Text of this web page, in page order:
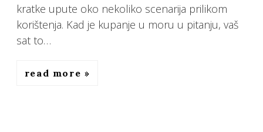
kratke upute oko nekoliko scenarija prilikom
korištenja. Kad je kupanje u moru u pitanju, vaš
sat to…
read more